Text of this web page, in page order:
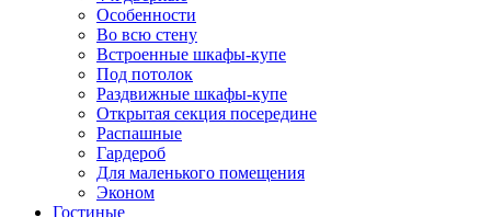
Особенности
Во всю стену
Встроенные шкафы-купе
Под потолок
Раздвижные шкафы-купе
Открытая секция посередине
Распашные
Гардероб
Для маленького помещения
Эконом
Гостиные